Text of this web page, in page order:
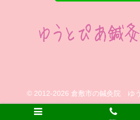
© 2012-2026 倉敷市の鍼灸院 ゆ